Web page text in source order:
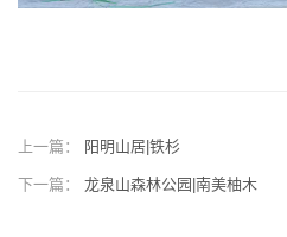
上一篇： 阳明山居|铁杉
下一篇： 龙泉山森林公园|南美柚木